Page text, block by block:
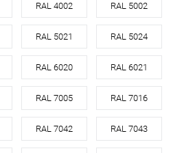
Цвет 3028
Цвет человеческий красный
В корзину
Купить в 1 клик
Сравнение
В избранное
Под заказ
RAL 4002 RAL 5002
RAL 5021 RAL 5024
RAL 6020 RAL 6021
RAL 7005 RAL 7016
RAL 7042 RAL 7043